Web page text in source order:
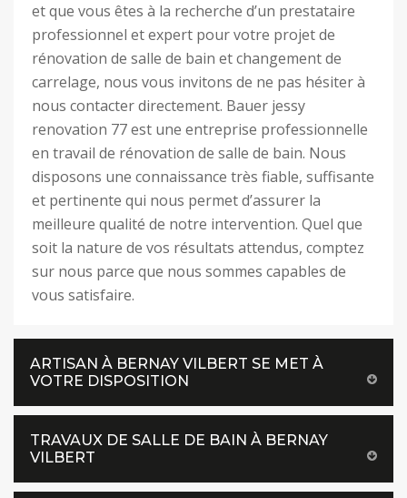
et que vous êtes à la recherche d’un prestataire
professionnel et expert pour votre projet de
rénovation de salle de bain et changement de
carrelage, nous vous invitons de ne pas hésiter à
nous contacter directement. Bauer jessy
renovation 77 est une entreprise professionnelle
en travail de rénovation de salle de bain. Nous
disposons une connaissance très fiable, suffisante
et pertinente qui nous permet d’assurer la
meilleure qualité de notre intervention. Quel que
soit la nature de vos résultats attendus, comptez
sur nous parce que nous sommes capables de
vous satisfaire.
ARTISAN À BERNAY VILBERT SE MET À
VOTRE DISPOSITION
TRAVAUX DE SALLE DE BAIN À BERNAY
VILBERT